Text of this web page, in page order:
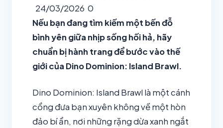
24/03/2026 0
Nếu bạn đang tìm kiếm một bến đỗ
bình yên giữa nhịp sống hối hả, hãy
chuẩn bị hành trang để bước vào thế
giới của Dino Dominion: Island Brawl.
Dino Dominion: Island Brawl là một cánh
cổng đưa bạn xuyên không về một hòn
đảo bí ẩn, nơi những rặng dừa xanh ngắt